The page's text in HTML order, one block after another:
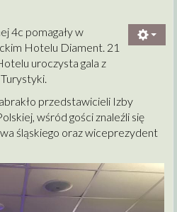
4c pomagały w
Hotelu Diament. 21
uroczysta gala z
przedstawicieli Izby
wśród gości znaleźli się
śląskiego oraz wiceprezydent